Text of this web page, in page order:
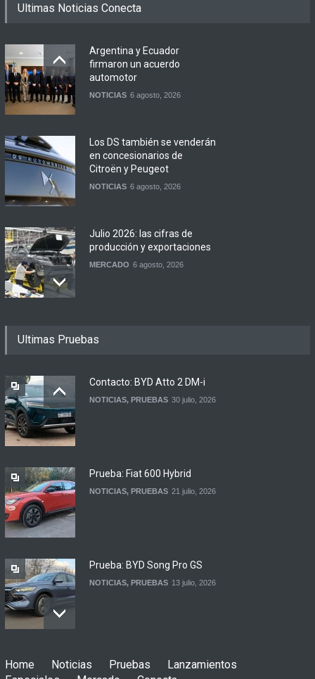
Ultimas Noticias Conecta
Argentina y Ecuador
firmaron un acuerdo
automotor
NOTICIAS 6 agosto, 2026
Los DS también se venderán
en concesionarios de
Citroën y Peugeot
NOTICIAS 6 agosto, 2026
Julio 2026: las cifras de
producción y exportaciones
MERCADO 6 agosto, 2026
de agosto 2026 en
Ultimas Pruebas
Contacto: BYD Atto 2 DM-i
NOTICIAS, PRUEBAS 30 julio, 2026
Prueba: Fiat 600 Hybrid
NOTICIAS, PRUEBAS 21 julio, 2026
Prueba: BYD Song Pro GS
NOTICIAS, PRUEBAS 13 julio, 2026
Rubicon 2p
Home Noticias Pruebas
Lanzamientos